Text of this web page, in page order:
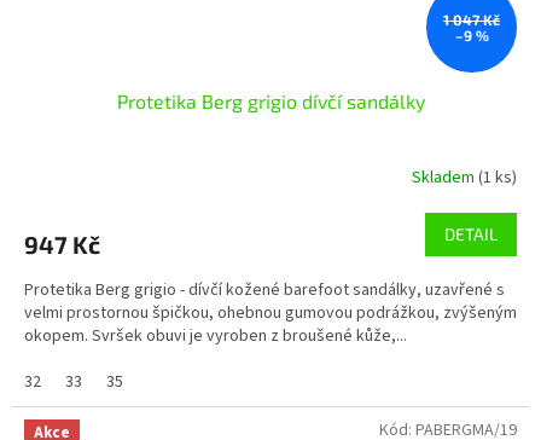
1 047 Kč
–9 %
Protetika Berg grigio dívčí sandálky
Skladem (1 ks)
947 Kč DETAIL
Protetika Berg grigio - dívčí kožené barefoot sandálky, uzavřené s
velmi prostornou špičkou, ohebnou gumovou podrážkou, zvýšeným
okopem. Svršek obuvi je vyroben z broušené kůže,...
32
33 35
Akce Kód: PABERGMA/19